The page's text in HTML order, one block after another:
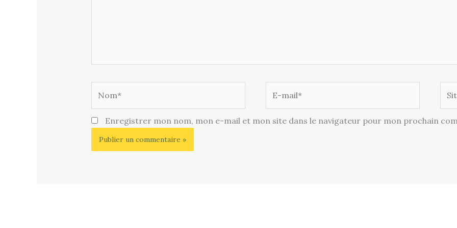
mail*
Enregistrer mon nom, mon e-mail et mon site dans le navigateur pour mon prochain